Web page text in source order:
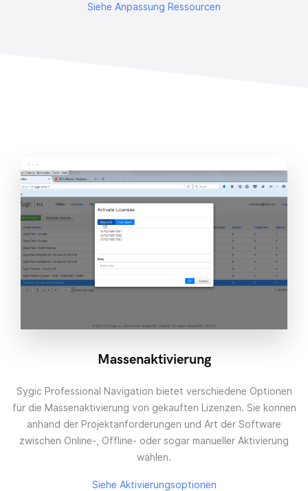
Siehe Anpassung Ressourcen
Massenaktivierung
Sygic Professional Navigation bietet verschiedene Optionen
für die Massenaktivierung von gekauften Lizenzen. Sie können
anhand der Projektanforderungen und Art der Software
zwischen Online-, Offline- oder sogar manueller Aktivierung
wählen.
Siehe Aktivierungsoptionen